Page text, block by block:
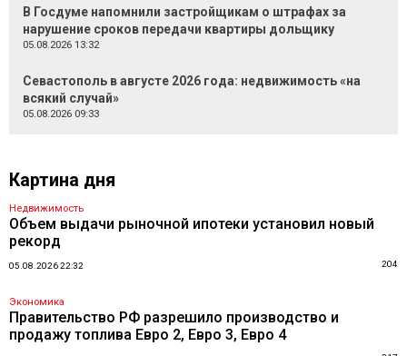
В Госдуме напомнили застройщикам о штрафах за
нарушение сроков передачи квартиры дольщику
05.08.2026 13:32
Севастополь в августе 2026 года: недвижимость «на
всякий случай»
05.08.2026 09:33
Картина дня
Недвижимость
Объем выдачи рыночной ипотеки установил новый
рекорд
05.08.2026 22:32 204
Экономика
Правительство РФ разрешило производство и
продажу топлива Евро 2, Евро 3, Евро 4